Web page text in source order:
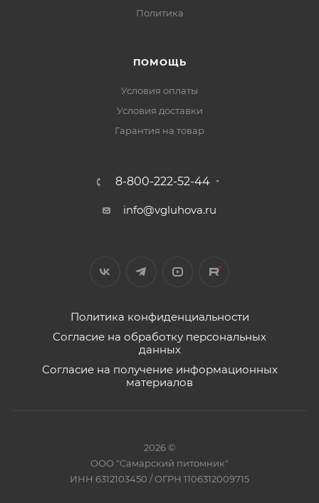
Политика
ПОМОЩЬ
Условия оплаты
Условия доставки
Гарантия на товар
8-800-222-52-44
info@vgluhova.ru
Политика конфиденциальности
Согласие на обработку персональных
данных
Согласие на получение информационных
материалов
2026 ©
ООО "Самарский питомник"
ИНН 6312103450 / ОГРН 1106312009715